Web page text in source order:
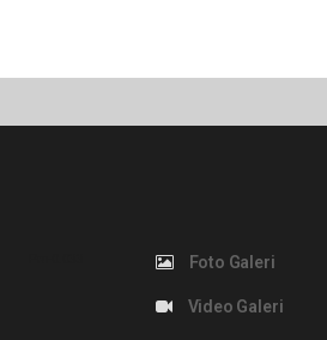
Foto Galeri
Video Galeri